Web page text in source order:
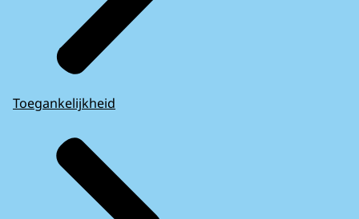
Toegankelijkheid